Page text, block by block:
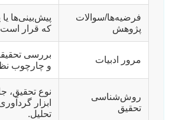
فرضیه‌ها/سوالات
پژوهش
پیش‌بینی‌ها
که قرار است
مرور ادبیات
بررسی
و چارچوب
روش‌شناسی
تحقیق
نوع تحقیق،
ابزار
تحلیل.